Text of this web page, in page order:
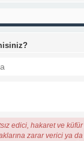
edici, hakaret ve küfür
zarar verici ya